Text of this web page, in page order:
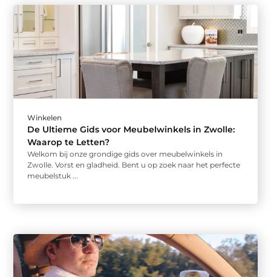
Winkelen
De Ultieme Gids voor Meubelwinkels in Zwolle:
Waarop te Letten?
Welkom bij onze grondige gids over meubelwinkels in
Zwolle. Vorst en gladheid. Bent u op zoek naar het perfecte
meubelstuk ...